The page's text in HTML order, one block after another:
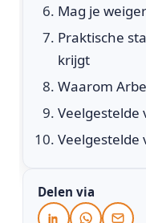
Mag je
Praktische
krijgt
Waarom
Veelgestelde
Veelgestelde
Delen via